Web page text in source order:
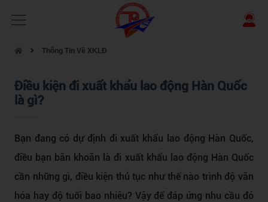
Thông Tin Về XKLĐ
Điều kiện đi xuất khẩu lao động Hàn Quốc
là gì?
Bạn đang có dự định đi xuất khẩu lao động Hàn Quốc,
điều bạn băn khoăn là đi xuất khẩu lao động Hàn Quốc
cần những gì, điều kiện thủ tục như thế nào trình độ văn
hóa hay độ tuổi bao nhiêu? Vậy để đáp ứng nhu cầu đó